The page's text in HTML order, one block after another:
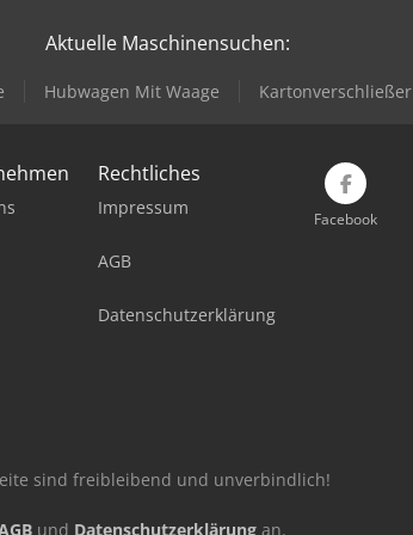
Aktuelle Maschinensuchen:
Hubwagen Mit Waage Kartonverschließer
Rechtliches
Impressum
AGB
Datenschutzerklärung
Facebook
sind freibleibend und unverbindlich!
und Datenschutzerklärung an.